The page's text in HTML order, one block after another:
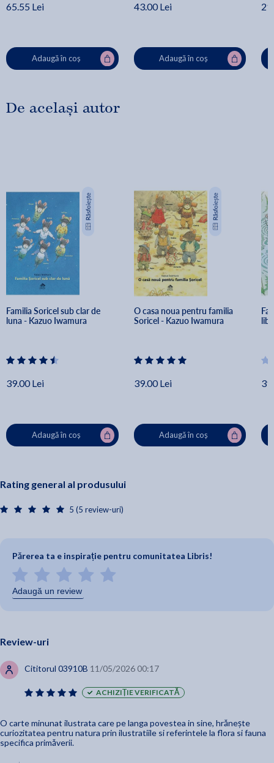
65.55 Lei
Adaugă în coș
43.00 Lei
Adaugă în coș
De același autor
Familia Soricel sub clar de
luna - Kazuo Iwamura
39.00 Lei
Adaugă în coș
O casa noua pentru familia
Soricel - Kazuo Iwamura
39.00 Lei
Adaugă în coș
Rating general al produsului
5 (5 review-uri)
Părerea ta e inspirație pentru comunitatea Libris!
Adaugă un review
Review-uri
Cititorul 03910B 11/05/2026 00:17
ACHIZIȚIE VERIFICATĂ
O carte minunat ilustrata care pe langa povestea in sine, hrănește
curiozitatea pentru natura prin ilustratiile si referintele la flora si fauna
specifica primăverii.